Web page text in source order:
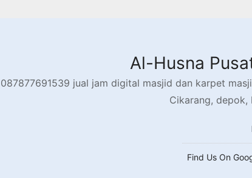
Al-Husna
087877691539 jual jam digital masjid dan karpet
Cikarang,
Find Us On